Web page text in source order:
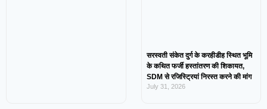
सरस्वती संकेत दुर्ग के करहीडीह स्थित भूमि
के कथित फर्जी हस्तांतरण की शिकायत,
SDM से रजिस्ट्रियां निरस्त करने की मांग
July 31, 2026